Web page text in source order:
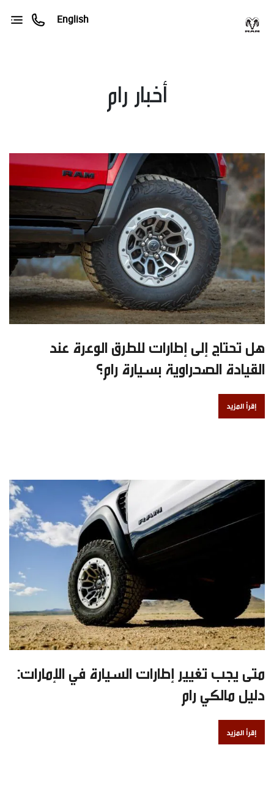
English
أخبار رام
هل تحتاج إلى إطارات للطرق الوعرة عند
القيادة الصحراوية بسيارة رام؟
إقرأ المزيد
متى يجب تغيير إطارات السيارة في الإمارات:
دليل مالكي رام
إقرأ المزيد